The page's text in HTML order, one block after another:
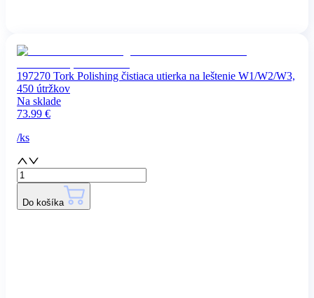
197270 Tork Polishing čistiaca utierka na leštenie W1/W2/W3,
450 útržkov
Na sklade
73.99 €
/ks
Do košíka